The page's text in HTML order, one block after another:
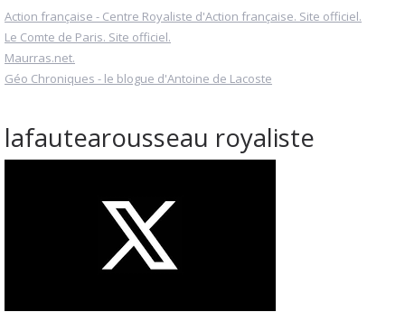
Action française - Centre Royaliste d'Action française. Site officiel.
Le Comte de Paris. Site officiel.
Maurras.net.
Géo Chroniques - le blogue d'Antoine de Lacoste
lafautearousseau royaliste